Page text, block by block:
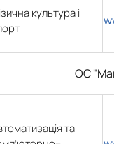
культура і
ОС
та